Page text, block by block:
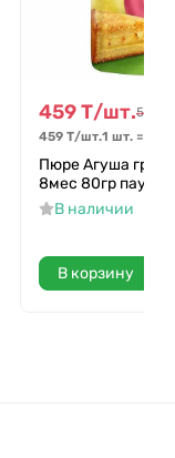
459Т/шт.510
459 Т/шт.1 шт. =
Пюре Агуша
8мес 80гр пауч
В наличии
В корзину